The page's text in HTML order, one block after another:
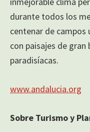
durante todos los
centenar de campos
con paisajes de gran
paradisíacas.
www.andalucia.org
Sobre Turismo y